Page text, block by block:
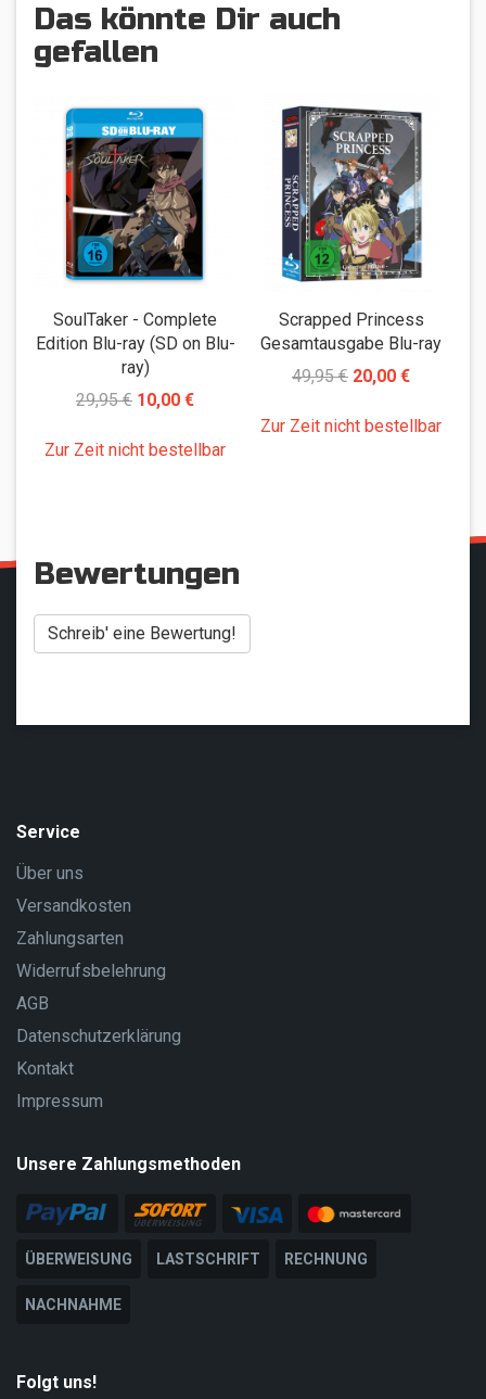
Das könnte Dir auch
gefallen
SoulTaker - Complete
Edition Blu-ray (SD on Blu-
ray)
29,95 € 10,00 €
Zur Zeit nicht bestellbar
Scrapped Princess
Gesamtausgabe Blu-ray
49,95 € 20,00 €
Zur Zeit nicht bestellbar
Bewertungen
Schreib' eine Bewertung!
Service
Über uns
Versandkosten
Zahlungsarten
Widerrufsbelehrung
AGB
Datenschutzerklärung
Kontakt
Impressum
Unsere Zahlungsmethoden
ÜBERWEISUNG LASTSCHRIFT RECHNUNG
NACHNAHME
Folgt uns!